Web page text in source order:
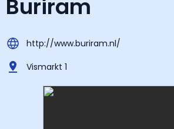
Buriram
http://www.buriram.nl/
Vismarkt 1